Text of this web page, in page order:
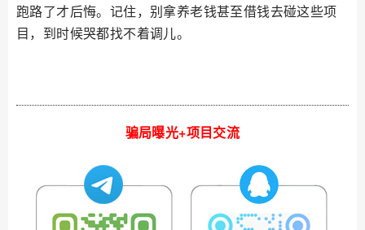
跑路了才后悔。记住，别拿养老钱甚至借钱去碰这些项
目，到时候哭都找不着调儿。
骗局曝光+项目交流